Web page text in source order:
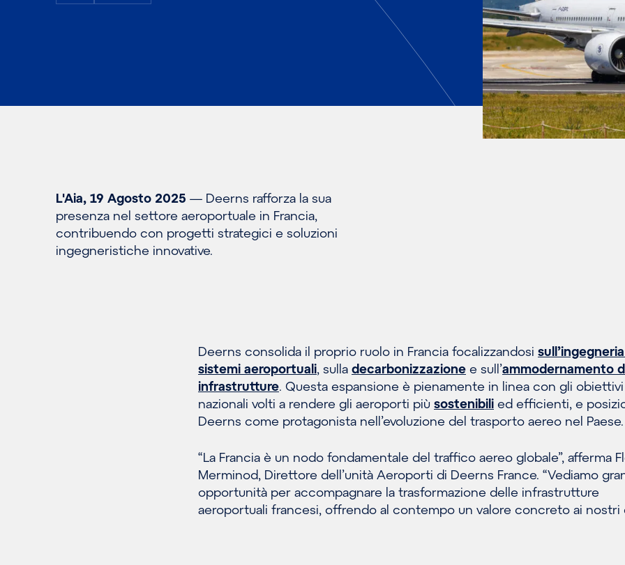
L'Aia, 19 Agosto 2025 — Deerns rafforza la sua
presenza nel settore aeroportuale in Francia,
contribuendo con progetti strategici e soluzioni
ingegneristiche innovative.
Deerns consolida il proprio ruolo in Francia focalizzandosi
sistemi aeroportuali, sulla decarbonizzazione e sull’ammodernamento
infrastrutture. Questa espansione è pienamente in linea con gli obiettivi
nazionali volti a rendere gli aeroporti più sostenibili ed efficienti, e
Deerns come protagonista nell’evoluzione del trasporto aereo nel Paese.
“La Francia è un nodo fondamentale del traffico aereo globale”, afferma
Merminod, Direttore dell’unità Aeroporti di Deerns France. “Vediamo
opportunità per accompagnare la trasformazione delle infrastrutture
aeroportuali francesi, offrendo al contempo un valore concreto ai nostri